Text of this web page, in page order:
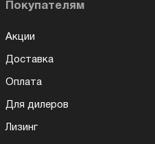
Покупателям
Акции
Доставка
Оплата
Для дилеров
Лизинг